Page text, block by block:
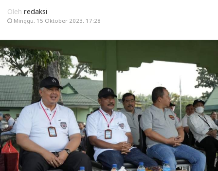
Oleh redaksi
Minggu, 15 Oktober 2023, 17:28